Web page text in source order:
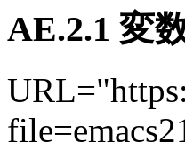
AE.2.1 変